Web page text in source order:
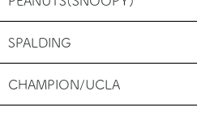
SPALDING
CHAMPION/UCLA